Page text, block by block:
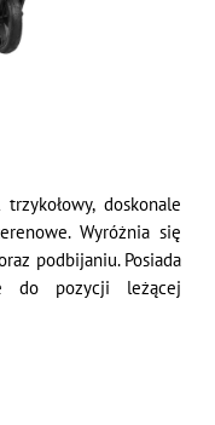
doskonale
Wyróżnia się
podbijaniu. Posiada
do pozycji leżącej